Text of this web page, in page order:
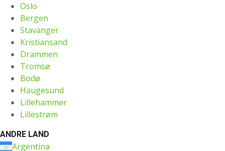
Oslo
Bergen
Stavanger
Kristiansand
Drammen
Tromsø
Bodø
Haugesund
Lillehammer
Lillestrøm
ANDRE LAND
Argentina